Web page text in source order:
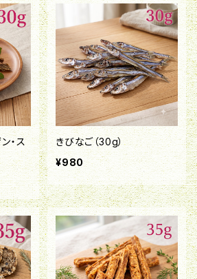
・ス
きびなご（30g）
¥980